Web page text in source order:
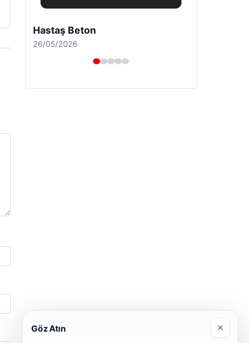
Enes Kaplan Avukatlık Bürosu
28/04/2026
Göz Atın ×